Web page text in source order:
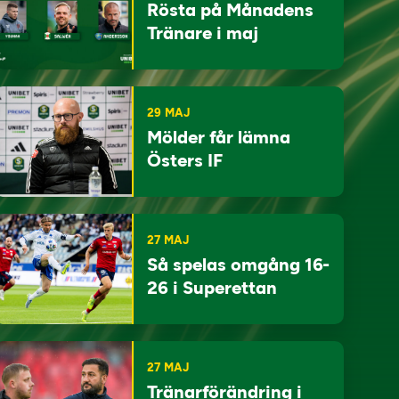
Rösta på Månadens
Tränare i maj
29 MAJ
Mölder får lämna
Östers IF
27 MAJ
Så spelas omgång 16-
26 i Superettan
27 MAJ
Tränarförändring i